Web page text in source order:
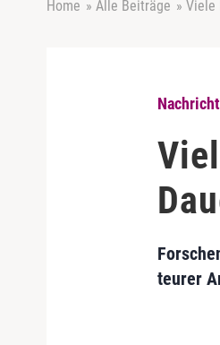
Home » Alle Beiträge » Viele
teurer